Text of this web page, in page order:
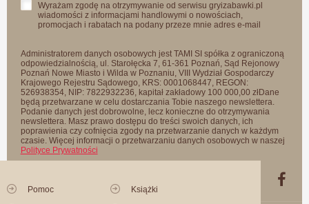
Wyrażam zgodę na otrzymywanie od serwisu gryizabawki.pl
wiadomości z informacjami handlowymi o nowościach,
promocjach i rabatach na podany przeze mnie adres e-mail
Administratorem danych osobowych jest TAMI SI spółka z ograniczoną
odpowiedzialnością, ul. Starołęcka 7, 61-361 Poznań, Sąd Rejonowy
Poznań Nowe Miasto i Wilda w Poznaniu, VIII Wydział Gospodarczy
Krajowego Rejestru Sądowego, KRS: 0001068447, REGON:
526938354, NIP: 7822932236, kapitał zakładowy 100 000,00 złDane
będą przetwarzane w celu dostarczania Tobie naszego newslettera.
Podanie danych jest dobrowolne, lecz konieczne do otrzymywania
newslettera. Masz prawo dostępu do treści swoich danych, ich
poprawienia czy cofnięcia zgody na przetwarzanie danych w każdym
czasie. Więcej informacji o przetwarzaniu danych osobowych w naszej
Polityce Prywatności
Pomoc Książki